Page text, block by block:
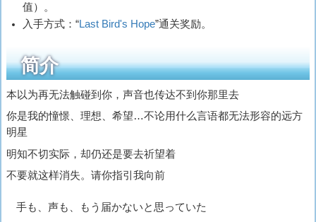
值）。
入手方式：“Last Bird's Hope”通关奖励。
简介
本以为再无法触碰到你，声音也传达不到你那里去
你是我的憧憬、理想、希望…不论用什么言语都无法形容的远方
明星
明知不切实际，却仍还是要去祈望着
不要就这样消失。请你指引我向前
手も、声も、もう届かないと思っていた